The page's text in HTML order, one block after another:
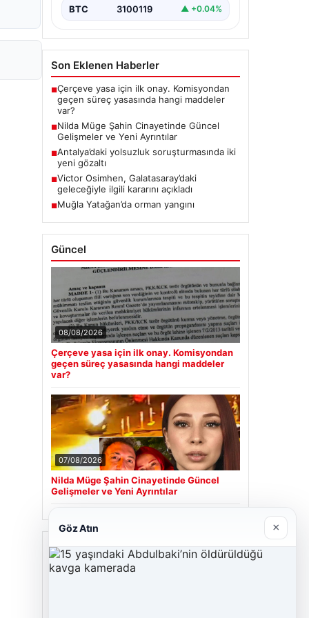
BTC 3100119 ▲ +0.04%
Son Eklenen Haberler
■Çerçeve yasa için ilk onay. Komisyondan
geçen süreç yasasında hangi maddeler
var?
■Nilda Müge Şahin Cinayetinde Güncel
Gelişmeler ve Yeni Ayrıntılar
■Antalya’daki yolsuzluk soruşturmasında iki
yeni gözaltı
■Victor Osimhen, Galatasaray’daki
geleceğiyle ilgili kararını açıkladı
■Muğla Yatağan’da orman yangını
Güncel
08/08/2026
Çerçeve yasa için ilk onay. Komisyondan
geçen süreç yasasında hangi maddeler
var?
07/08/2026
Nilda Müge Şahin Cinayetinde Güncel
Gelişmeler ve Yeni Ayrıntılar
Son Eklenen Firmalar
Göz Atın ×